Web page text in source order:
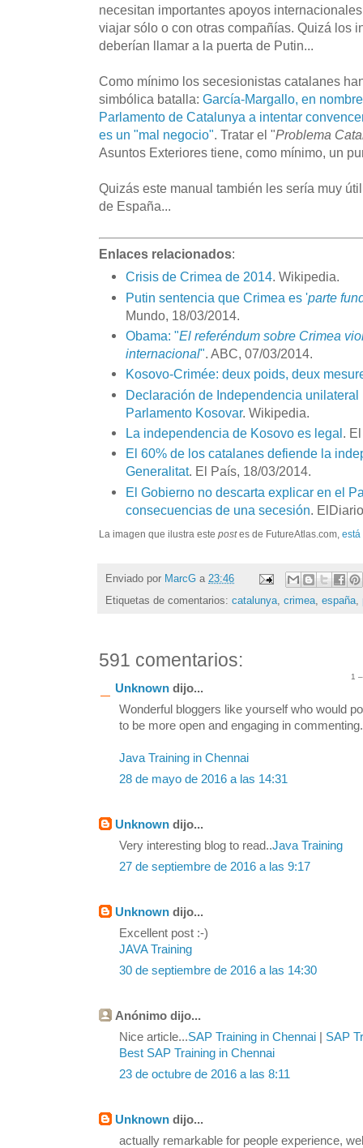
necesitan importantes apoyos
viajar sólo o con otras compañías. Quizá los
deberían llamar a la puerta de Putin...
Como mínimo los secesionistas catalanes
simbólica batalla: García-Margallo, en
Parlamento de Catalunya a intentar
es un "mal negocio". Tratar el "Problema
Asuntos Exteriores tiene, como mínimo, un
Quizás este manual también les sería muy
de España...
Enlaces relacionados:
Crisis de Crimea de 2014. Wikipedia.
Putin sentencia que Crimea es 'parte
Mundo, 18/03/2014.
Obama: "El referéndum sobre Crimea
internacional". ABC, 07/03/2014.
Kosovo-Crimée: deux poids, deux
Declaración de Independencia
Parlamento Kosovar. Wikipedia.
La independencia de Kosovo es legal.
El 60% de los catalanes defiende la
Generalitat. El País, 18/03/2014.
El Gobierno no descarta explicar en el
consecuencias de una secesión .
La imagen que ilustra este postes de FutureAtlas.com, está
Enviado por MarcG a 23:46
Etiquetas de comentarios: catalunya, crimea, españa,
591 comentarios:
1
Unknown dijo...
Wonderful bloggers like yourself who would
to be more open and engaging in
Java Training in Chennai
28 de mayo de 2016 a las 14:31
Unknown dijo...
Very interesting blog to read..Java Training
27 de septiembre de 2016 a las 9:17
Unknown dijo...
Excellent post :-)
JAVA Training
30 de septiembre de 2016 a las 14:30
Anónimo dijo...
Nice article...SAP Training in Chennai
SAP
Best SAP Training in Chennai
23 de octubre de 2016 a las 8:11
Unknown dijo...
actually remarkable for people experience,